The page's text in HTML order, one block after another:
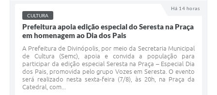
Há 14 horas
CULTURA
Prefeitura apoia edição especial do Seresta na Praça
em homenagem ao Dia dos Pais
A Prefeitura de Divinópolis, por meio da Secretaria Municipal
de Cultura (Semc), apoia e convida a população para
participar da edição especial Seresta na Praça – Especial Dia
dos Pais, promovida pelo grupo Vozes em Seresta. O evento
será realizado nesta sexta-feira (7/8), às 20h, na Praça da
Catedral, com...